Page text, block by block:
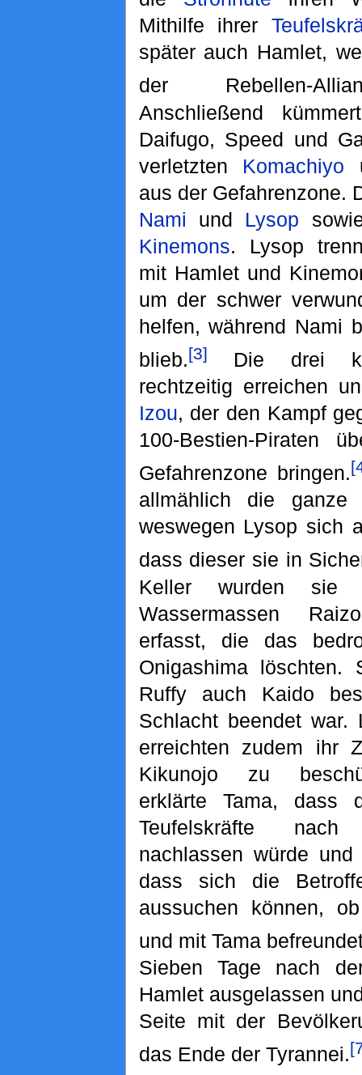
Mithilfe ihrer
später auch Hamlet,
der Rebellen-
Anschließend
Daifugo, Speed und
verletzten Komachiyo
aus der Gefahrenzone.
Nami und Lysop
Kinemons. Lysop
mit Hamlet und
um der schwer
helfen, während Nami
blieb.[3]
Die drei
rechtzeitig erreichen
Izou, der den Kampf
100-Bestien-Piraten
Gefahrenzone bringen.
allmählich die ganze
weswegen Lysop sich
dass dieser sie in
Keller wurden sie
Wassermassen
erfasst, die das
Onigashima löschten.
Ruffy auch Kaido
Schlacht beendet war.
erreichten zudem ihr
Kikunojo zu
erklärte Tama, dass
Teufelskräfte
nachlassen würde
dass sich die
aussuchen können,
und mit Tama
Sieben Tage nach
Hamlet ausgelassen
Seite mit der
das Ende der Tyrannei.